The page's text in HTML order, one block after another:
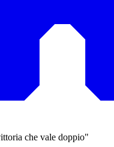
che vale doppio"